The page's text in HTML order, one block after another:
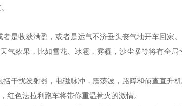
是收获满盈，或者是运气不济垂头丧气地开车回家。
效果，比如雪花、冰雹，雾霾，沙尘暴等将有全局
干扰发射器，电磁脉冲，震荡波，路障和侦查直升机
色法拉利跑车将带你重温惹火的激情。